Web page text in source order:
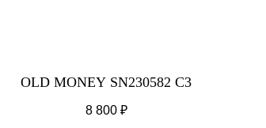
OLD MONEY SN230582 C3
8 800 ₽